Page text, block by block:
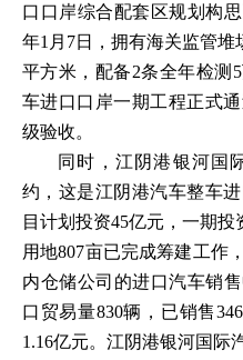
口口岸综合配套区规划构
年1月7日，拥有海关监管堆
平方米，配备2条全年检测
车进口口岸一期工程正式
级验收。
同时，江阴港银河国
约，这是江阴港汽车整车
目计划投资45亿元，一期
用地807亩已完成筹建工作
内仓储公司的进口汽车销
口贸易量830辆，已销售
1.16亿元。江阴港银河国际